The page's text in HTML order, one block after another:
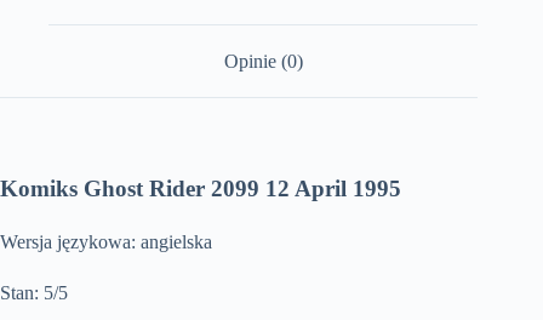
Opinie (0)
Komiks Ghost Rider 2099 12 April 1995
Wersja językowa: angielska
Stan: 5/5